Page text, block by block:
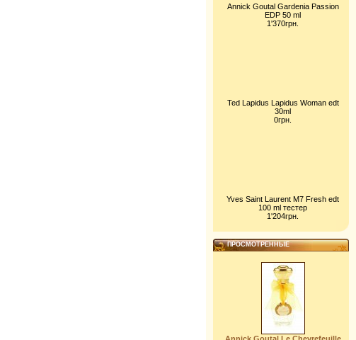
Annick Goutal Gardenia Passion
EDP 50 ml
1'370грн.
Ted Lapidus Lapidus Woman edt
30ml
0грн.
Yves Saint Laurent M7 Fresh edt
100 ml тестер
1'204грн.
ПРОСМОТРЕННЫЕ